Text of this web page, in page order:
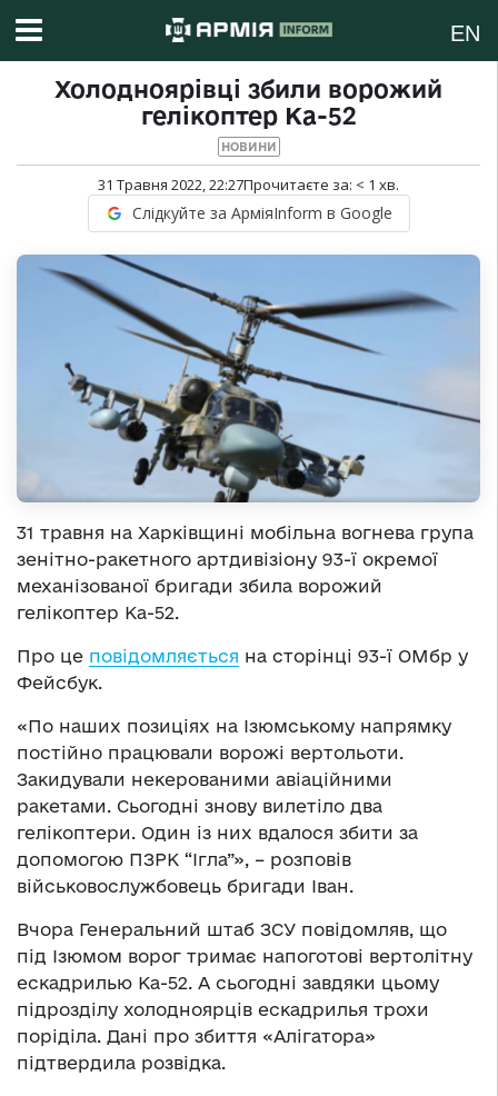
EN
Холодноярівці збили ворожий
гелікоптер Ка-52
НОВИНИ
31 Травня 2022, 22:27Прочитаєте за: < 1 хв.
Слідкуйте за АрміяInform в Google
31 травня на Харківщині мобільна вогнева група
зенітно-ракетного артдивізіону 93-ї окремої
механізованої бригади збила ворожий
гелікоптер Ка-52.
Про це повідомляється на сторінці 93-ї ОМбр у
Фейсбук.
«По наших позиціях на Ізюмському напрямку
постійно працювали ворожі вертольоти.
Закидували некерованими авіаційними
ракетами. Сьогодні знову вилетіло два
гелікоптери. Один із них вдалося збити за
допомогою ПЗРК “Ігла”», – розповів
військовослужбовець бригади Іван.
Вчора Генеральний штаб ЗСУ повідомляв, що
під Ізюмом ворог тримає напоготові вертолітну
ескадрилью Ка-52. А сьогодні завдяки цьому
підрозділу холодноярців ескадрилья трохи
поріділа. Дані про збиття «Алігатора»
підтвердила розвідка.